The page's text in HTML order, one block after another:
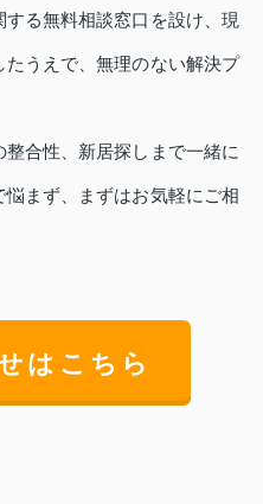
る無料相談窓口を設け、現
うえで、無理のない解決プ
合性、新居探しまで一緒に
まず、まずはお気軽にご相
はこちら